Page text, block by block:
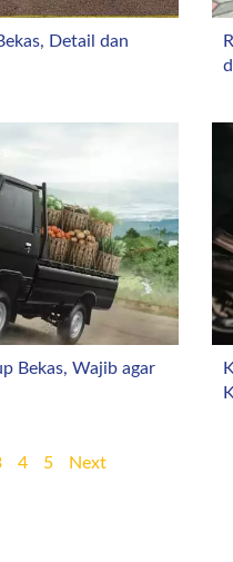
Detail dan
Bekas, Wajib agar
4 5 Next